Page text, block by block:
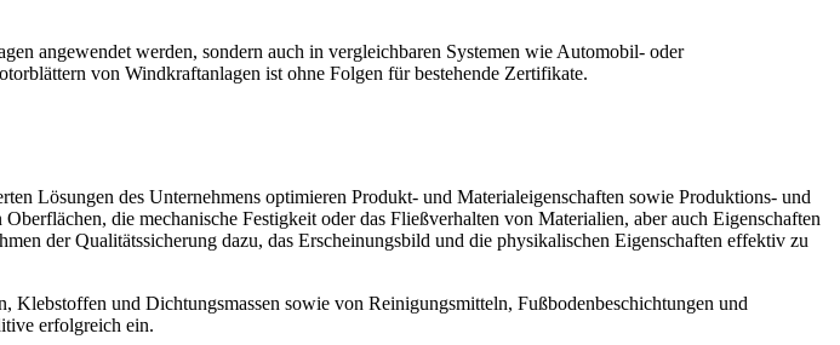
angewendet werden, sondern auch in vergleichbaren Systemen wie Automobil- oder
von Windkraftanlagen ist ohne Folgen für bestehende Zertifikate.
Lösungen des Unternehmens optimieren Produkt- und Materialeigenschaften sowie Produktions- und
die mechanische Festigkeit oder das Fließverhalten von Materialien, aber auch Eigenschaften
der Qualitätssicherung dazu, das Erscheinungsbild und die physikalischen Eigenschaften effektiv zu
und Dichtungsmassen sowie von Reinigungsmitteln, Fußbodenbeschichtungen und
erfolgreich ein.